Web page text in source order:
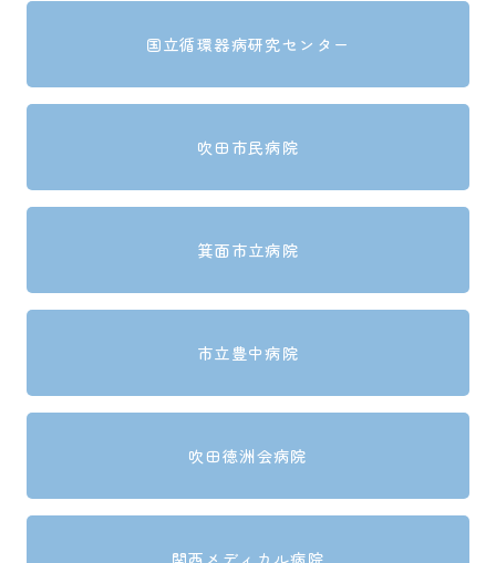
国立循環器病研究センター
吹田市民病院
箕面市立病院
市立豊中病院
吹田徳洲会病院